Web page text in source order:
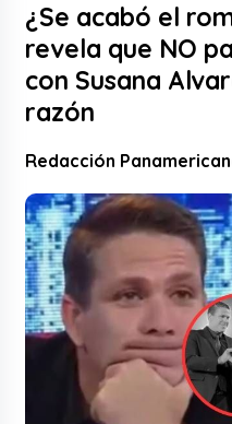
¿Se acabó el
revela que NO
con Susana
razón
Redacción